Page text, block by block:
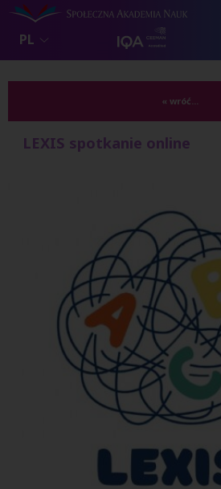
PL
« wróć...
LEXIS spotkanie online